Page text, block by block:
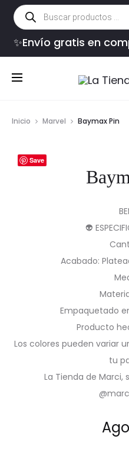
Búsqueda
de
productos
✨Envío gratis en
Inicio Marvel Baymax Pin
Save
👽
Acabado:
Empaquetado
Producto
Los colores pueden variar
tu
La Tienda de Marci,